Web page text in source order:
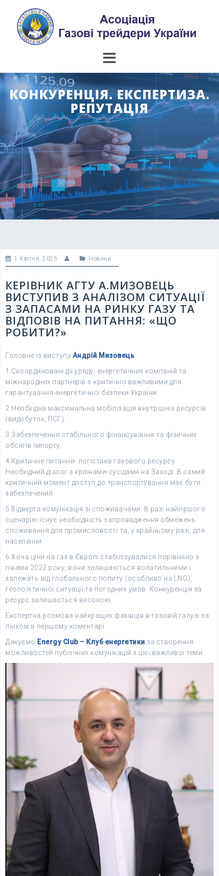
content
КОНКУРЕНЦІЯ. ЕКСПЕРТИЗА.
РЕПУТАЦІЯ
1 Квітня, 2025 Новини
КЕРІВНИК АГТУ А.МИЗОВЕЦЬ
ВИСТУПИВ З АНАЛІЗОМ СИТУАЦІЇ
З ЗАПАСАМИ НА РИНКУ ГАЗУ ТА
ВІДПОВІВ НА ПИТАННЯ: «ЩО
РОБИТИ?»
Головне із виступу Андрій Мизовець
1.Скоординовані дії уряду, енергетичних компаній та
міжнародних партнерів є критично важливими для
гарантування енергетичної безпеки України.
2.Необхідна максимальна мобілізація внутрішніх ресурсів
(видобуток, ПСГ).
3.Забезпечення стабільного фінансування та фізичних
обсягів імпорту;
4.Критичне питання- логістика газового ресурсу.
Необхідний діалог з країнами-сусідами на Заході. В самий
критичний момент доступ до транспортування має бути
забезпечений.
5.Відверта комунікація зі споживачами. В разі найгіршого
сценарію існує необхідність запровадження обмежень
споживання для промисловості та, у крайньому разі, для
населення.
6.Хоча ціни на газ в Європі стабілізувалися порівняно з
піками 2022 року, вони залишаються волатильними і
залежать від глобального попиту (особливо на LNG),
геополітичної ситуації та погодних умов. Конкуренція за
ресурс залишається високою.
Експертна розмова найкращих фахівців в газовій галузі за
лінком в першому коментарі
Дякуємо Energy Club – Клуб енергетики за створення
можливостей публічних комунікацій з цієї важливої теми.